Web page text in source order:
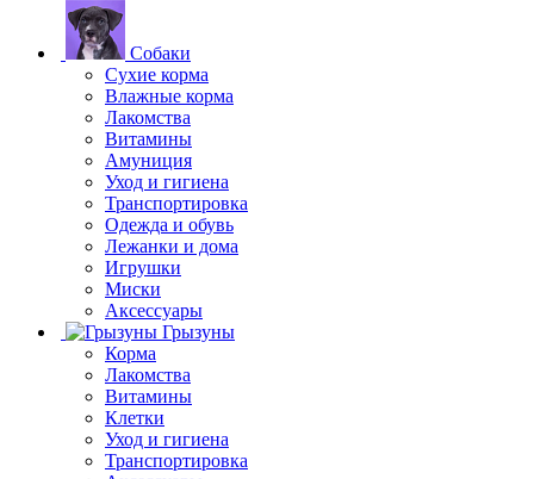
Собаки
Сухие корма
Влажные корма
Лакомства
Витамины
Амуниция
Уход и гигиена
Транспортировка
Одежда и обувь
Лежанки и дома
Игрушки
Миски
Аксессуары
Грызуны
Корма
Лакомства
Витамины
Клетки
Уход и гигиена
Транспортировка